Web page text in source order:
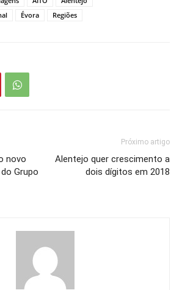
Évora Regiões
novo
Grupo
Próximo artigo
Alentejo quer crescimento a
dois dígitos em 2018